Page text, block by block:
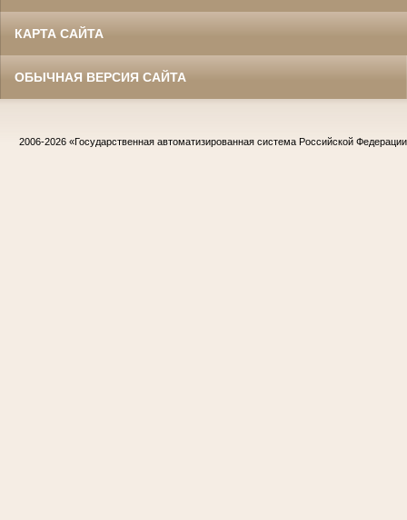
КАРТА САЙТА
ОБЫЧНАЯ ВЕРСИЯ САЙТА
2006-2026 «Государственная автоматизированная система Российской